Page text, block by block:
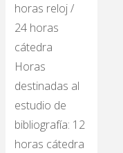
horas reloj /
24 horas
cátedra
Horas
destinadas al
estudio de
bibliografía: 12
horas cátedra